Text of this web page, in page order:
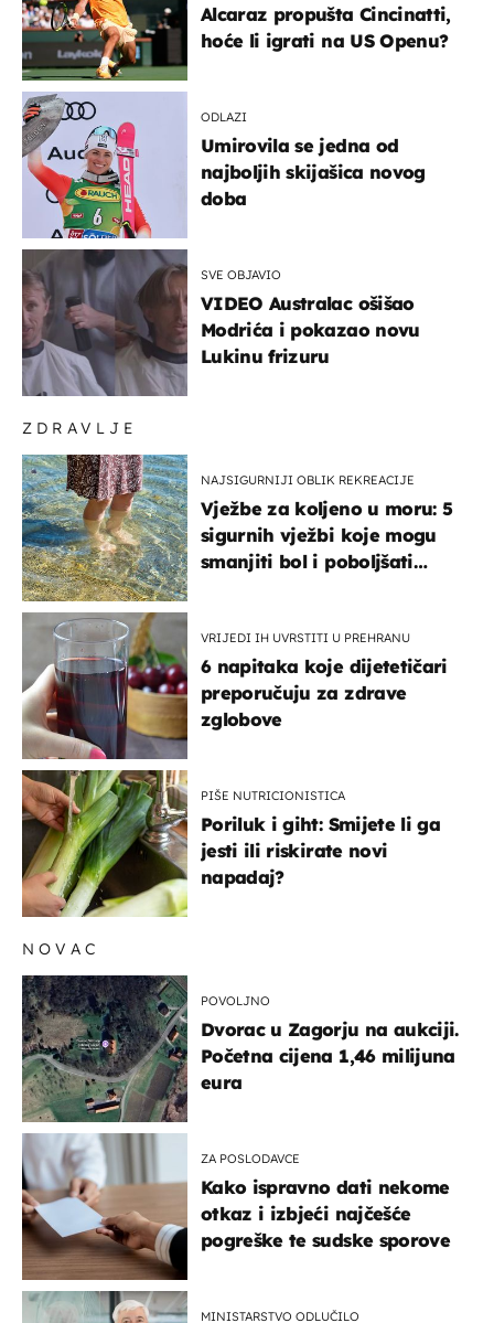
ZDRAVLJE
NAJSIGURNIJI OBLIK REKREACIJE
Vježbe za koljeno u moru: 5
sigurnih vježbi koje mogu
smanjiti bol i poboljšati
VRIJEDI IH UVRSTITI U PREHRANU
6 napitaka koje dijetetičari
preporučuju za zdrave
zglobove
PIŠE NUTRICIONISTICA
Poriluk i giht: Smijete li ga
jesti ili riskirate novi
napadaj?
Alcaraz propušta Cincinatti,
hoće li igrati na US Openu?
ODLAZI
Umirovila se jedna od
najboljih skijašica novog
doba
SVE OBJAVIO
VIDEO Australac ošišao
Modrića i pokazao novu
Lukinu frizuru
NOVAC
POVOLJNO
Dvorac u Zagorju na aukciji.
Početna cijena 1,46 milijuna
eura
ZA POSLODAVCE
Kako ispravno dati nekome
otkaz i izbjeći najčešće
pogreške te sudske sporove
MINISTARSTVO ODLUČILO